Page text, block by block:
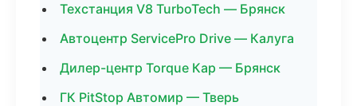
Техстанция V8 TurboTech — Брянск
Автоцентр ServicePro Drive — Калуга
Дилер-центр Torque Кар — Брянск
ГК PitStop Автомир — Тверь